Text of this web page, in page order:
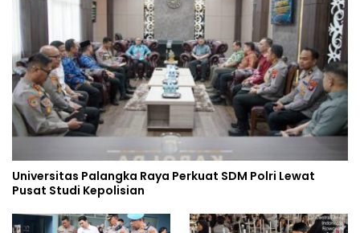
Universitas Palangka Raya Perkuat SDM Polri Lewat
Pusat Studi Kepolisian